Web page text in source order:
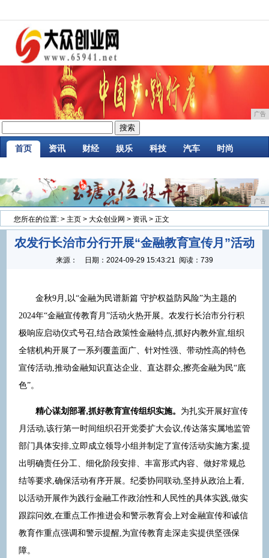
广告
首页 资讯 财经 娱乐 科技 汽车 时尚
广告
您所在的位置: > 主页 > 大众创业网 > 资讯 > 正文
农发行长治市分行开展“金融教育宣传月”活动
来源： 日期： 2024-09-29 15:43:21 阅读：739
金秋9月,以“金融为民谱新篇 守护权益防风险”为主题的
2024年“金融宣传教育月”活动火热开展。农发行长治市分行积
极响应启动仪式号召,结合政策性金融特点,抓好内教外宣,组织
全辖机构开展了一系列覆盖面广、针对性强、带动性高的特色
宣传活动,推动金融知识直达企业、直达群众,擦亮金融为民“底
色”。
精心谋划部署,抓好教育宣传组织实施。 为扎实开展好宣传
月活动,该行第一时间组织召开党委扩大会议,传达落实属地监管
部门具体安排,立即成立领导小组并制定了宣传活动实施方案,提
出明确责任分工、细化阶段安排、丰富形式内容、做好常规总
结等要求,确保活动有序开展。纪委协同联动,坚持从政治上看,
以活动开展作为践行金融工作政治性和人民性的具体实践,做实
跟踪问效,在重点工作推进会和警示教育会上对金融宣传和诚信
教育作重点强调和警示提醒,为宣传教育走深走实提供坚强保
障。